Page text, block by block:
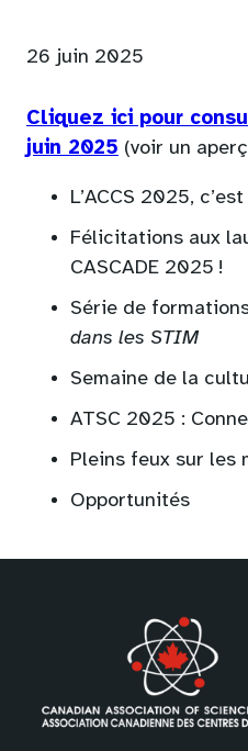
26 juin 2025
Cliquez ici pour
juin 2025 (opens
(voir un
L’ACCS 2025,
Félicitations aux
CASCADE 2025 !
Série de
dans les STIM
Semaine de la
ATSC 2025 :
Pleins feux sur les
Opportunités